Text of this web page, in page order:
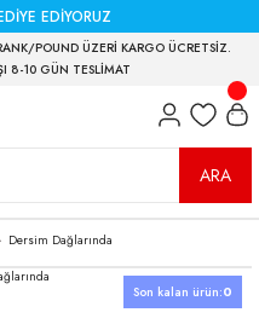
EDİYORUZ
POUND ÜZERİ KARGO ÜCRETSİZ.
8-10 GÜN TESLİMAT
ARA
Dersim Dağlarında
Son kalan ürün:0